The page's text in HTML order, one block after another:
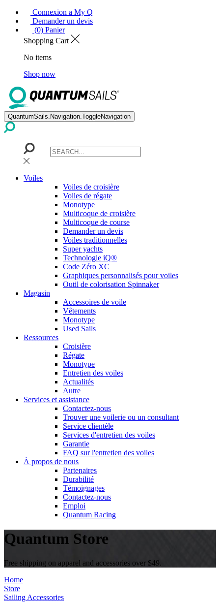
Connexion a My Q
Demander un devis
(0) Panier
Shopping Cart
No items
Shop now
QuantumSails.Navigation.ToggleNavigation
Voiles
Voiles de croisière
Voiles de régate
Monotype
Multicoque de croisière
Multicoque de course
Demander un devis
Voiles traditionnelles
Super yachts
Technologie iQ®
Code Zéro XC
Graphiques personnalisés pour voiles
Outil de colorisation Spinnaker
Magasin
Accessoires de voile
Vêtements
Monotype
Used Sails
Ressources
Croisière
Régate
Monotype
Entretien des voiles
Actualités
Autre
Services et assistance
Contactez-nous
Trouver une voilerie ou un consultant
Service clientèle
Services d'entretien des voiles
Garantie
FAQ sur l'entretien des voiles
À propos de nous
Partenaires
Durabilité
Témoignages
Contactez-nous
Emploi
Quantum Racing
Quantum Store
Free shipping on apparel and accessories over $49.
Home
Store
Sailing Accessories